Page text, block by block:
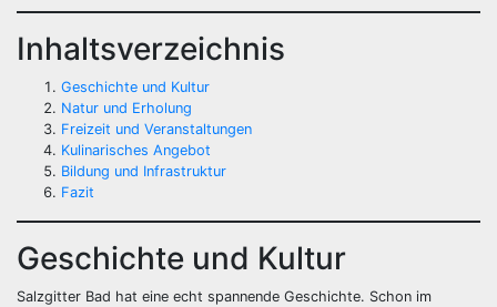
Inhaltsverzeichnis
Geschichte und Kultur
Natur und Erholung
Freizeit und Veranstaltungen
Kulinarisches Angebot
Bildung und Infrastruktur
Fazit
Geschichte und Kultur
Salzgitter Bad hat eine echt spannende Geschichte. Schon im